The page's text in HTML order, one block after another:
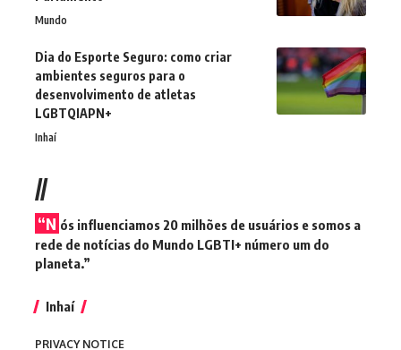
Mundo
Dia do Esporte Seguro: como criar
ambientes seguros para o
desenvolvimento de atletas
LGBTQIAPN+
Inhaí
//
“N ós influenciamos 20 milhões de usuários e somos a
rede de notícias do Mundo LGBTI+ número um do
planeta.”
Inhaí
PRIVACY NOTICE